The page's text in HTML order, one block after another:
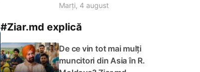
Marți, 4 august
#Ziar.md explică
De ce vin tot mai mulți
muncitori din Asia în R.